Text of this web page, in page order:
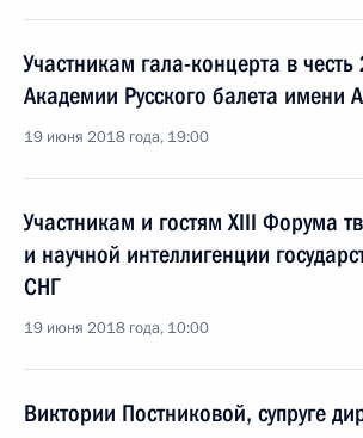
Участникам гала-концерта в
Академии Русского балета имени
19 июня 2018 года, 19:00
Участникам и гостям XIII Форума
и научной интеллигенции
СНГ
19 июня 2018 года, 10:00
Виктории Постниковой, супруге